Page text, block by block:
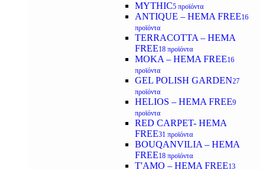
MYTHIC5 προϊόντα
ANTIQUE – HEMA FREE16
προϊόντα
TERRACOTTA – HEMA
FREE18 προϊόντα
MOKA – HEMA FREE16
προϊόντα
GEL POLISH GARDEN27
προϊόντα
HELIOS – HEMA FREE9
προϊόντα
RED CARPET- HEMA
FREE31 προϊόντα
BOUQANVILIA – HEMA
FREE18 προϊόντα
T'AMO – HEMA FREE13